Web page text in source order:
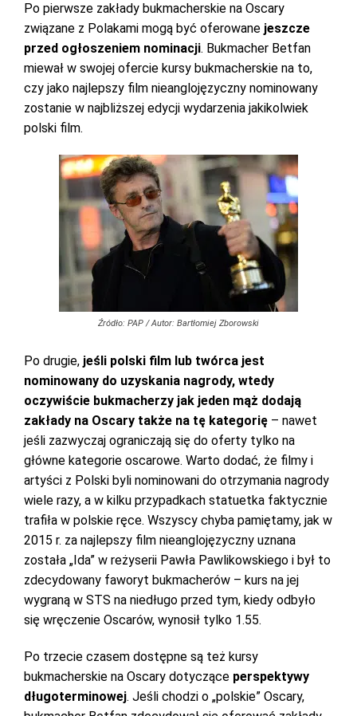
Po pierwsze zakłady bukmacherskie na Oscary
związane z Polakami mogą być oferowane jeszcze
przed ogłoszeniem nominacji. Bukmacher Betfan
miewał w swojej ofercie kursy bukmacherskie na to,
czy jako najlepszy film nieanglojęzyczny nominowany
zostanie w najbliższej edycji wydarzenia jakikolwiek
polski film.
Źródło: PAP / Autor: Bartłomiej Zborowski
Po drugie, jeśli polski film lub twórca jest
nominowany do uzyskania nagrody, wtedy
oczywiście bukmacherzy jak jeden mąż dodają
zakłady na Oscary także na tę kategorię – nawet
jeśli zazwyczaj ograniczają się do oferty tylko na
główne kategorie oscarowe. Warto dodać, że filmy i
artyści z Polski byli nominowani do otrzymania nagrody
wiele razy, a w kilku przypadkach statuetka faktycznie
trafiła w polskie ręce. Wszyscy chyba pamiętamy, jak w
2015 r. za najlepszy film nieanglojęzyczny uznana
została „Ida” w reżyserii Pawła Pawlikowskiego i był to
zdecydowany faworyt bukmacherów – kurs na jej
wygraną w STS na niedługo przed tym, kiedy odbyło
się wręczenie Oscarów, wynosił tylko 1.55.
Po trzecie czasem dostępne są też kursy
bukmacherskie na Oscary dotyczące perspektywy
długoterminowej. Jeśli chodzi o „polskie” Oscary,